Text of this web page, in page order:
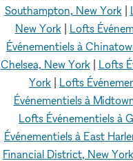
Southampton, New York|
New York| Lofts
Événementiels à
Chelsea, New York| Lofts
York
Lofts
Événementiels à
Lofts Événementiels à
Événementiels à East
Financial District, New York